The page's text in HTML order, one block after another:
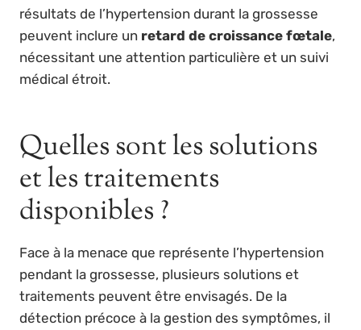
résultats de l’hypertension durant la grossesse
peuvent inclure un retard de croissance fœtale,
nécessitant une attention particulière et un suivi
médical étroit.
Quelles sont les solutions
et les traitements
disponibles ?
Face à la menace que représente l’hypertension
pendant la grossesse, plusieurs solutions et
traitements peuvent être envisagés. De la
détection précoce à la gestion des symptômes, il